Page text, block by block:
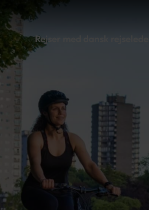
Rejser med dansk rejseleder